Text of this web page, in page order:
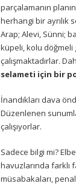
parçalamanın
herhangi bir ayrılık
Arap; Alevi, Sünni;
küpeli, kolu
çalışmaktadırlar.
selameti için bir
İnandıkları dava
Düzenlenen
çalışıyorlar.
Sadece bilgi mi?
havuzlarında farklı
müsabakaları,